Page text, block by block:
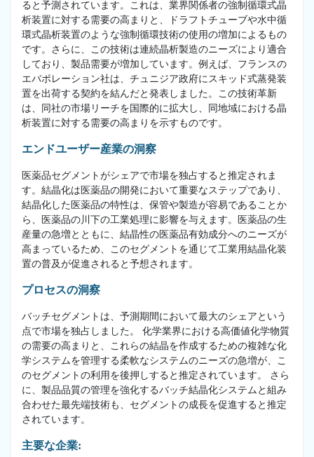
ると予測されています。これは、業界関係者の強制循環式晶
析装置に対する需要の高まりと、ドラフトチューブや水中循
環式晶析装置のような強制循環技術の使用の増加によるもの
です。さらに、この技術は連続晶析製造のニーズにより適合
しており、製品需要が増加しています。例えば、フランスの
エバポレーション社は、チュニジア政府にスキッド式蒸発装
置を出荷する契約を結んだと発表しました。この技術革新
は、同社の市場リーチを国際的に拡大し、同地域における晶
析装置に対する需要の高まりを示すものです。
エンドユーザー産業の洞察
医薬品セグメントがシェアで市場を独占すると推定されま
す。結晶化は医薬品の開発において重要なステップであり、
結晶化した医薬品の特性は、保管や製造が容易であることか
ら、医薬品の川下の工業処理に影響を与えます。医薬品の生
産量の急増とともに、結晶性の医薬品有効成分へのニーズが
高まっているため、このセグメントを通じて工業用結晶化装
置の普及が促進されると予想されます。
プロセスの洞察
バッチセグメントは、予測期間において最大のシェアという
点で市場を独占しました。 化学業界における高価値化学物質
の需要の高まりと、これらの結晶を作成するための複雑な化
学システムを管理する柔軟なシステムのニーズの急増が、こ
のセグメントの利用を後押しすると推定されています。 さら
に、製品品質の管理を強化するバッチ結晶化システムと組み
合わせた最先端技術も、セグメントの成長を促進すると推定
されています。
主要な企業: